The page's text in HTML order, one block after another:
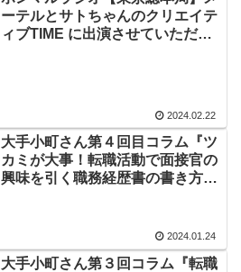
ーテルとサトちゃんのクリエイテ
ィブTIME に出演させていただき
2024.02.22
大手小町さん第４回目コラム『ツ
カミが大事！転職活動で面接官の
興味を引く職務経歴書の書き方』
2024.01.24
大手小町さん第３回コラム『転職